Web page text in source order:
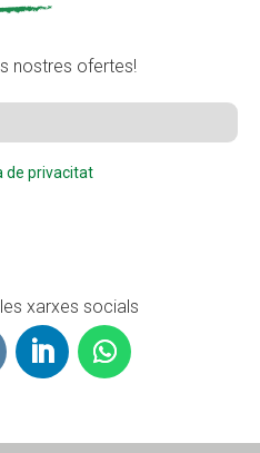
nostres ofertes!
de privacitat
xarxes socials